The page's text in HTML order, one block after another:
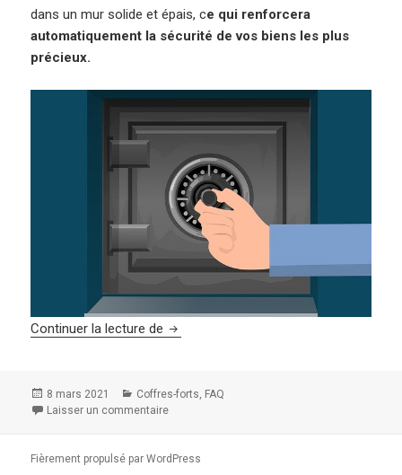
dans un mur solide et épais, ce qui renforcera
automatiquement la sécurité de vos biens les plus
précieux.
Continuer la lecture de Comment poser un coffre-fort à
Publié
le
8 mars 2021 Catégories
Coffres-forts, FAQ
Laisser un commentaire
Fièrement propulsé par WordPress